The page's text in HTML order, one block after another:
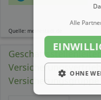
Quelle: meinestadt.de
Versicherungsgruppe
Alle
OHNE